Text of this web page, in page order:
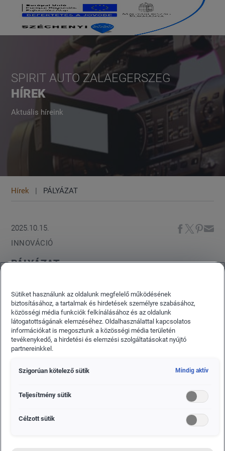
SPIRIT AUTO ZALAEGERSZEG
HÍREK
Aktuális híreink
Hírek PÁLYÁZAT
2025.10.15.
INNOVÁCIÓ
PÁLYÁZAT
kiépítése a Spirit Autó Kft Zalaegerszegi
fióktelepén" projekt lezárult!
Sütiket használunk az oldalunk megfelelő működésének
biztosításához, a tartalmak és hirdetések személyre szabásához,
közösségi média funkciók felkínálásához és az oldalunk
látogatottságának elemzéséhez. Oldalhasználattal kapcsolatos
információkat is megosztunk a közösségi média területén
tevékenykedő, a hirdetési és elemzési szolgáltatásokat nyújtó
partnereinkkel.
Szigorúan kötelező sütik Mindig aktív
Teljesítmény sütik
Célzott sütik